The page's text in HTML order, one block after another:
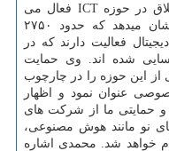
دانش بنیان و ۵۰ درصد شرکت های خلاق در حوزه ICT فعال می
باشند. محمدی اظهار داشت: آمارها نشان میدهد که حدود ۲۷۵۰
فعالیت دارند که در
شده اند. وی حمایت
این حوزه را در چارچوب
عنوان نمود و اظهار
و حمایتی ما از شرکت های
نو مانند هوش مصنوعی،
خواهد شد. محمدی اشاره